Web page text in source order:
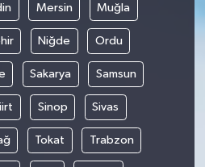
Mersin Muğla
Niğde Ordu
Sakarya Samsun
Sinop Sivas
Tokat Trabzon